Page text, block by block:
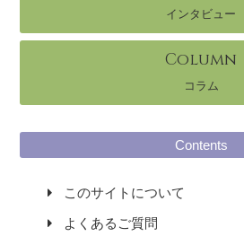
インタビュー
Column
コラム
Contents
このサイトについて
よくあるご質問